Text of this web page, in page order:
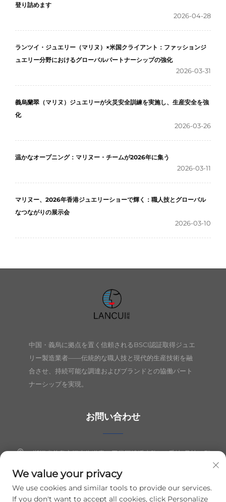
登り詰めます
2026-04-28
ランツイ・ジュエリー（マリヌ）×米国クライアント：ファッションジ
ュエリー分野におけるグローバルパートナーシップの強化
2026-03-31
義烏蘭翠（マリヌ）ジュエリーが火災安全訓練を実施し、生産安全を強
化
2026-03-26
温かなオープニング：マリヌー・チームが2026年に集う
2026-03-11
マリヌー、2026年香港ジュエリーショーで輝く：職人技とグローバル
なつながりの展示会
2026-03-10
中国・義烏に拠点を置く信頼されるBSCI認証取得ジュエ
リー製造業者——伝統的な職人技と現代的生産技術を融
合させ、持続可能な調達およびブランドとの協働パート
ナーシップを実現。
お問い合わせ
浙江省義烏市江東街道青口工業区清溪東路149番地1号棟10階
+86-19564394943
[email protected]
We value your privacy
We use cookies and similar tools to provide our services.
If you don't want to accept all cookies, click Personalize